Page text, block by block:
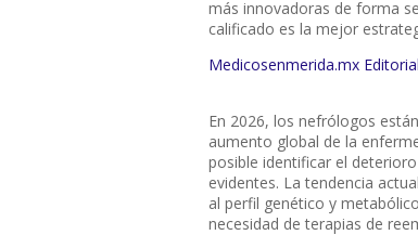
más innovadoras de forma
calificado es la mejor
Medicosenmerida.mx
En 2026, los nefrólogos
aumento global de la
posible identificar el
evidentes. La tendencia
al perfil genético y
necesidad de terapias de